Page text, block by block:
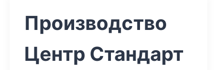
Производство
Центр Стандарт